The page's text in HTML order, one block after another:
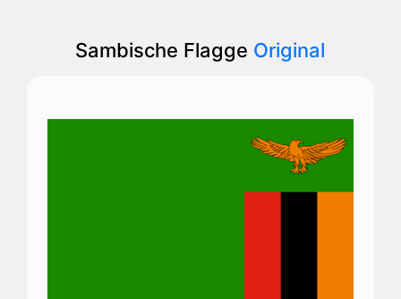
Sambische Flagge Original